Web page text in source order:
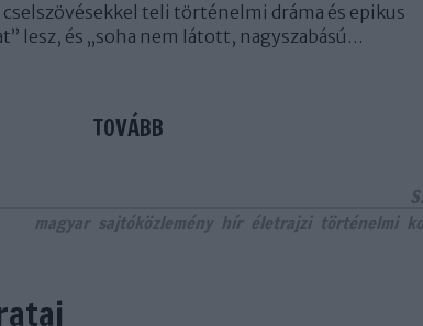
teli történelmi dráma és epikus
lesz, és „soha nem látott, nagyszabású…
TOVÁBB
magyar sajtóközlemény hír életrajzi történelmi